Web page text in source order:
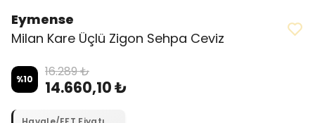
Eymense
Milan Kare Üçlü Zigon Sehpa Ceviz
%10 16.289 ₺
14.660,10 ₺